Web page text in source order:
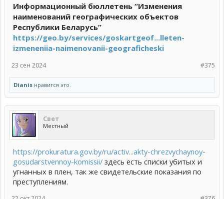
Информационный бюллетень “Изменения
наименований географических объектов
Республики Беларусь”
https://geo.by/services/goskartgeof...lleten-
izmeneniia-naimenovanii-geograficheski
#375
23 сен 2024
Dianis нравится это.
Свет
Местный
https://prokuratura.gov.by/ru/activ...akty-chrezvychaynoy-
gosudarstvennoy-komissii/ здесь есть списки убитых и
угнанных в плен, так же свидетельские показания по
преступлениям.